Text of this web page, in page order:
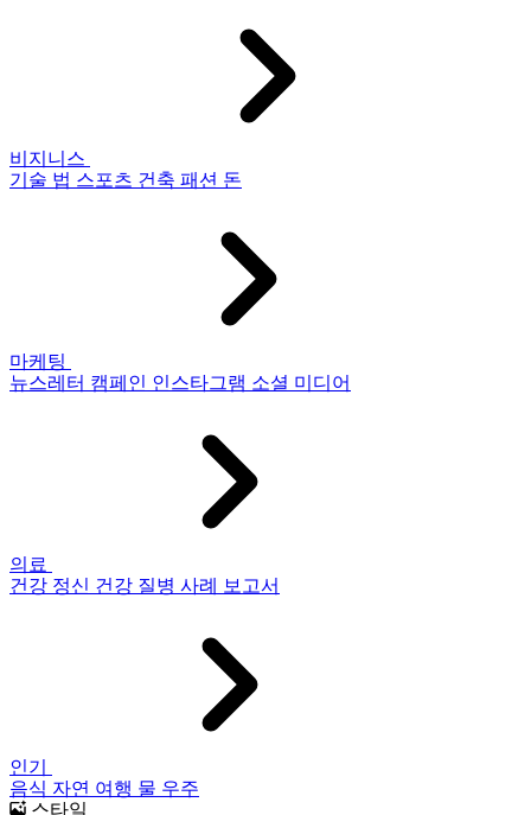
비지니스
기술 법 스포츠 건축 패션 돈
마케팅
뉴스레터 캠페인 인스타그램 소셜 미디어
의료
건강 정신 건강 질병 사례 보고서
인기
음식 자연 여행 물 우주
스타일